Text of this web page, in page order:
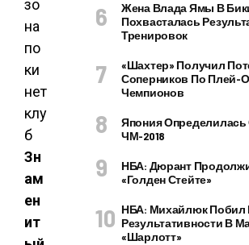
Зн
ам
ен
ит
Жена Влада Ямы В
Похвасталась
Тренировок
«Шахтер» Получил
Соперников По Плей-
Чемпионов
Япония
ЧМ-2018
НБА: Дюрант
«Голден Стейте»
НБА: Михайлюк Побил
Результативности В
«Шарлотт»